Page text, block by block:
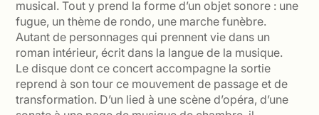
musical. Tout y prend la forme d’un objet sonore : une
fugue, un thème de rondo, une marche funèbre.
Autant de personnages qui prennent vie dans un
roman intérieur, écrit dans la langue de la musique.
Le disque dont ce concert accompagne la sortie
reprend à son tour ce mouvement de passage et de
transformation. D’un lied à une scène d’opéra, d’une